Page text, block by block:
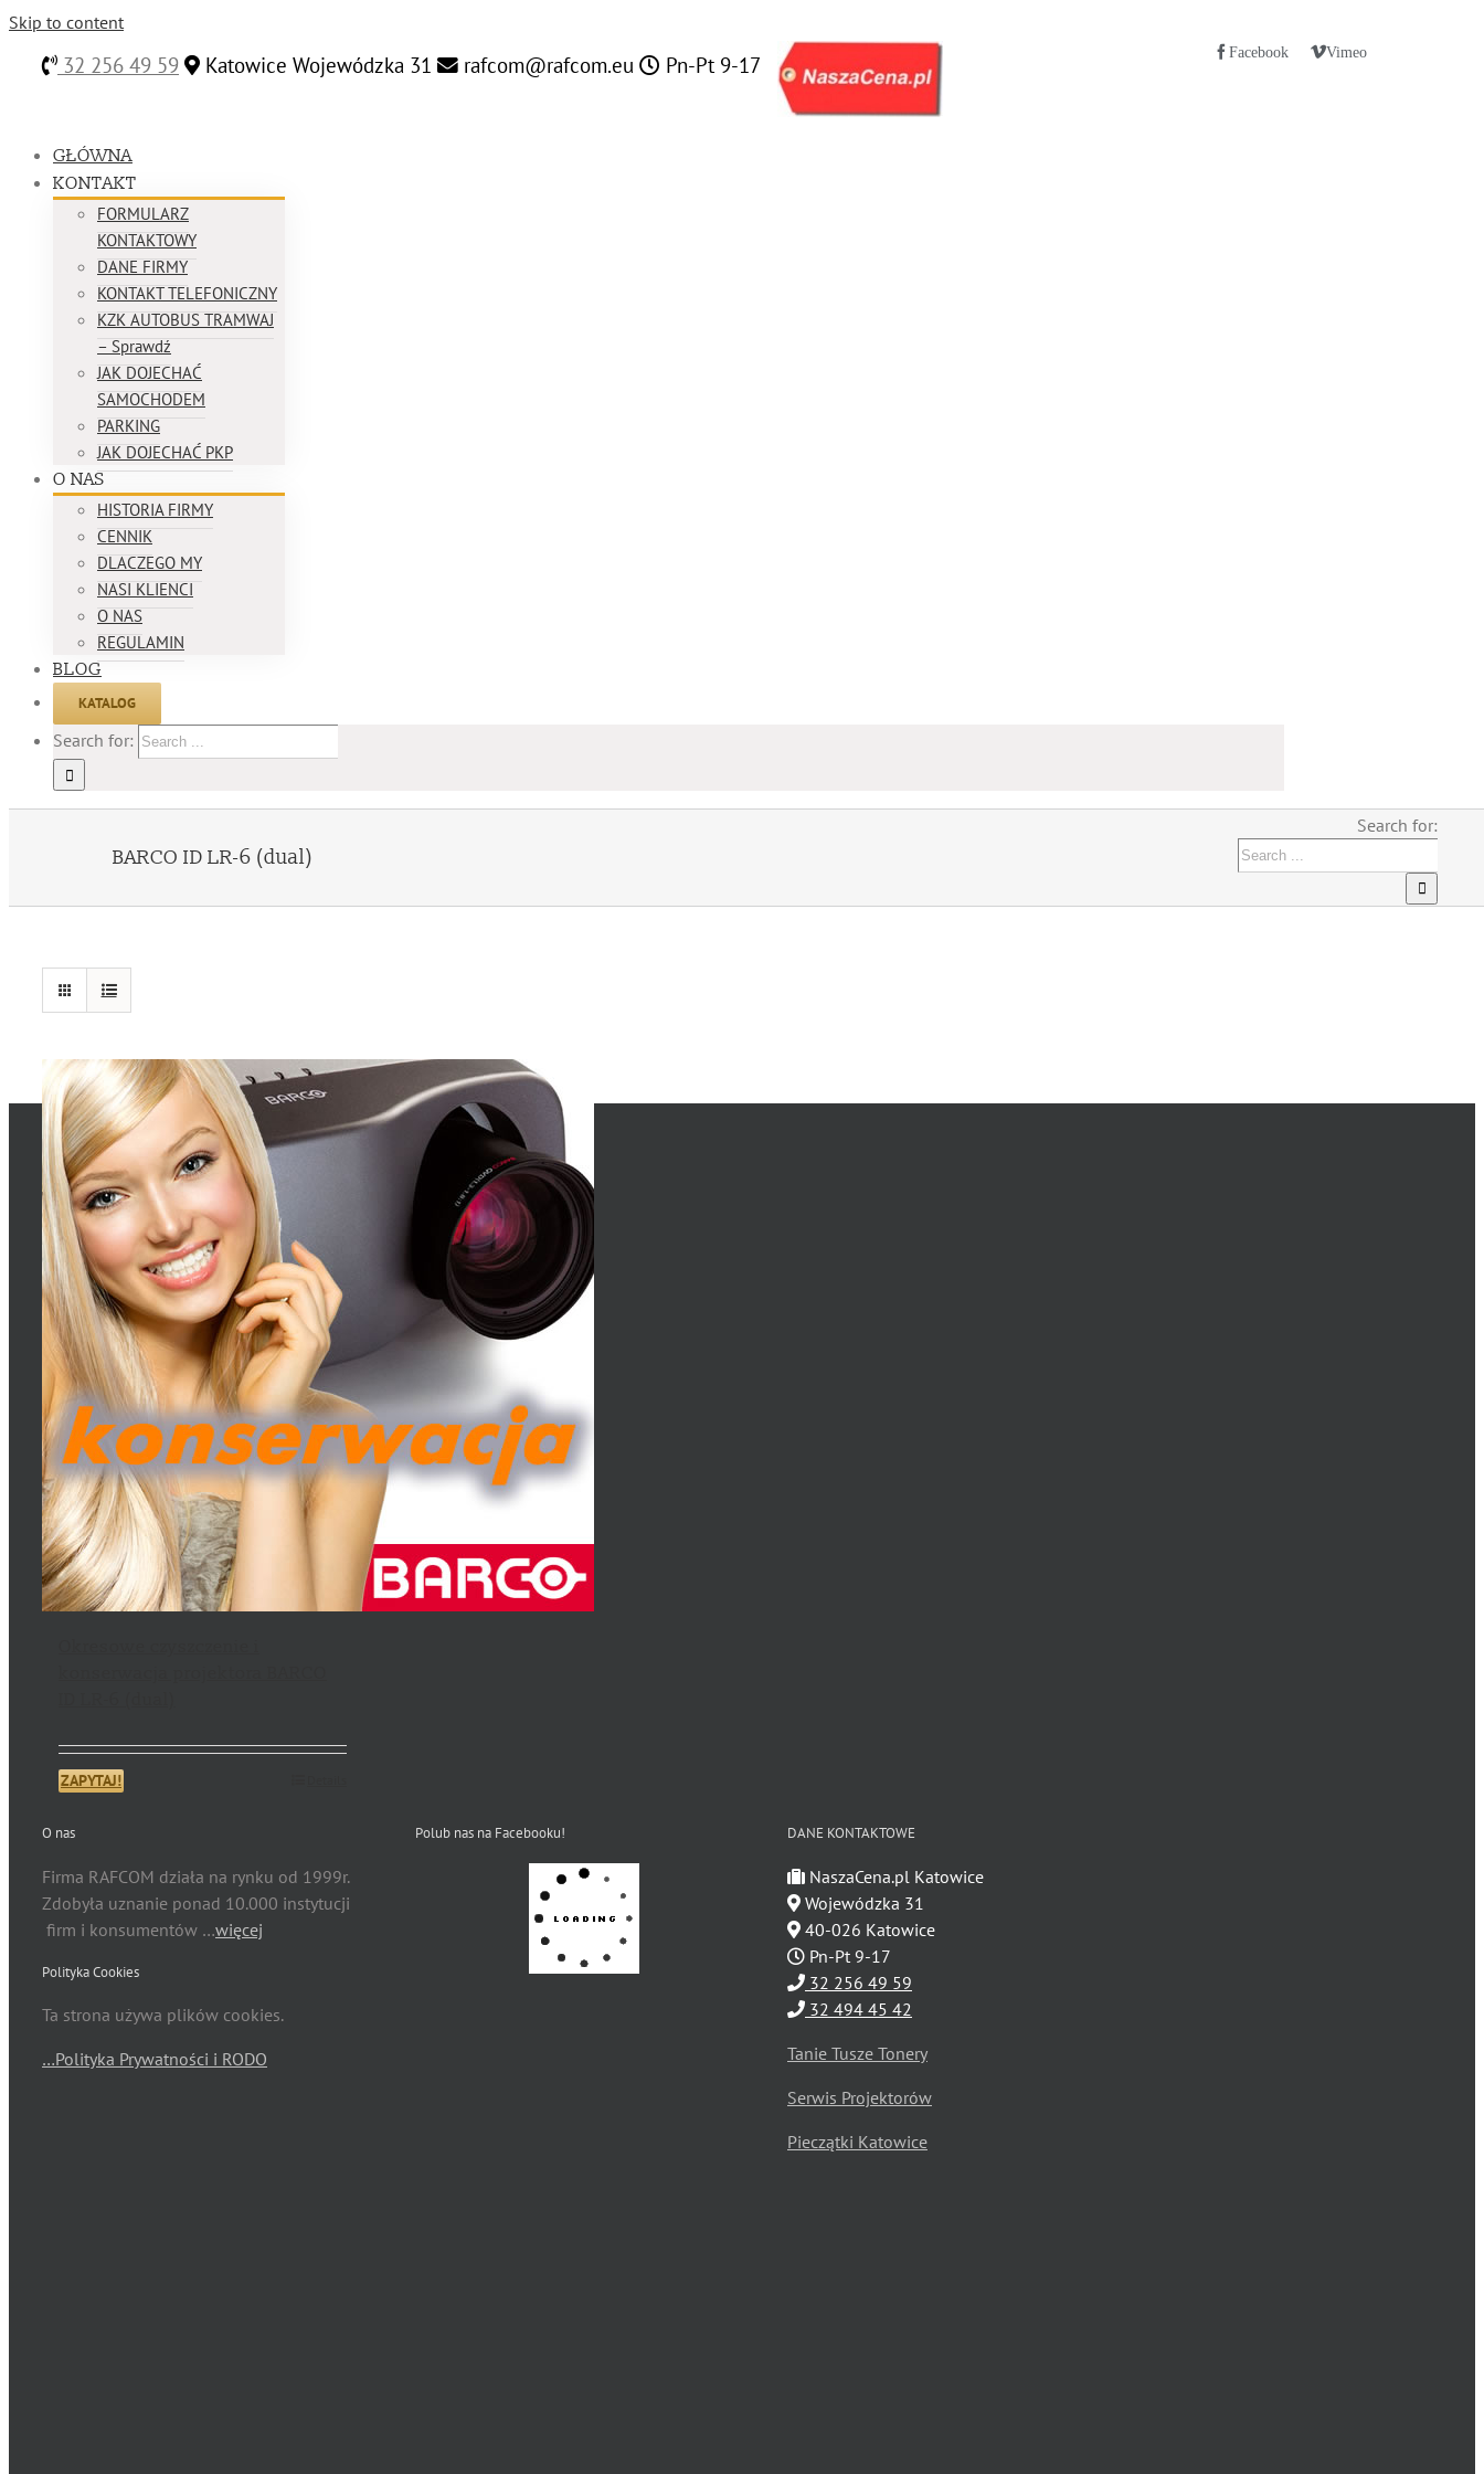
Skip to content
32 256 49 59 Katowice Wojewódzka 31 rafcom@rafcom.eu Pn-Pt 9-17 Facebook Vimeo
GŁÓWNA
KONTAKT
FORMULARZ
KONTAKTOWY
DANE FIRMY
KONTAKT TELEFONICZNY
KZK AUTOBUS TRAMWAJ
– Sprawdź
JAK DOJECHAĆ
SAMOCHODEM
PARKING
JAK DOJECHAĆ PKP
O NAS
HISTORIA FIRMY
CENNIK
DLACZEGO MY
NASI KLIENCI
O NAS
REGULAMIN
BLOG
KATALOG
Search for:
BARCO ID LR-6 (dual)
Search for:
ZAPYTAJ!
O nas
Firma RAFCOM działa na rynku od 1999r.
Zdobyła uznanie ponad 10.000 instytucji
firm i konsumentów …więcej
Polityka Cookies
Ta strona używa plików cookies.
…Polityka Prywatności i RODO
Polub nas na Facebooku! DANE KONTAKTOWE
NaszaCena.pl Katowice
Wojewódzka 31
40-026 Katowice
Pn-Pt 9-17
32 256 49 59
32 494 45 42
Tanie Tusze Tonery
Serwis Projektorów
Pieczątki Katowice